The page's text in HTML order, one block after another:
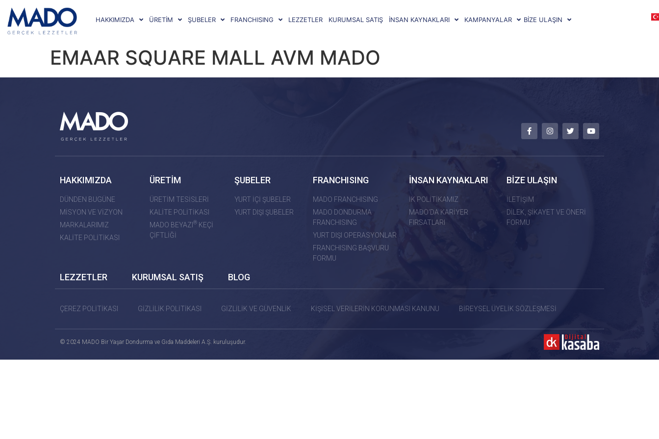
HAKKIMIZDA ÜRETİM ŞUBELER FRANCHISING LEZZETLER KURUMSAL SATIŞ İNSAN KAYNAKLARI KAMPANYALAR BİZE ULAŞIN
EMAAR SQUARE MALL AVM MADO
HAKKIMIZDA
DÜNDEN BUGÜNE
MİSYON VE VİZYON
MARKALARIMIZ
KALİTE POLİTİKASI
ÜRETİM
ÜRETİM TESİSLERİ
KALİTE POLİTİKASI
MADO BEYAZI®KEÇİ
ÇİFTLİĞİ
ŞUBELER
YURT İÇİ ŞUBELER
YURT DIŞI ŞUBELER
FRANCHISING
MADO FRANCHISING
MADO DONDURMA
FRANCHISING
YURT DIŞI OPERASYONLAR
FRANCHISING BAŞVURU
FORMU
İNSAN KAYNAKLARI
İK POLİTİKAMIZ
MADO'DA KARİYER
FIRSATLARI
BİZE ULAŞIN
İLETİŞİM
DİLEK, ŞİKAYET VE ÖNERİ
FORMU
LEZZETLER KURUMSAL SATIŞ BLOG
ÇEREZ POLİTİKASI GİZLİLİK POLİTİKASI GİZLİLİK VE GÜVENLİK KİŞİSEL VERİLERİN KORUNMASI KANUNU BİREYSEL ÜYELİK SÖZLEŞMESİ
© 2024 MADO Bir Yaşar Dondurma ve Gıda Maddeleri A.Ş. kuruluşudur.